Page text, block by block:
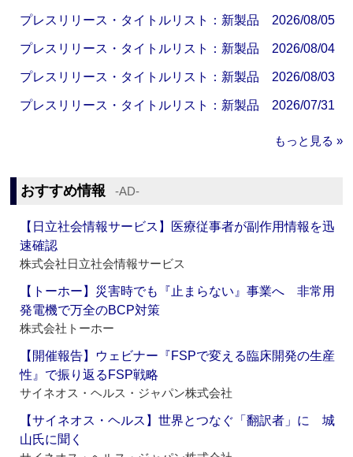
プレスリリース・タイトルリスト：新製品 2026/08/05
プレスリリース・タイトルリスト：新製品 2026/08/04
プレスリリース・タイトルリスト：新製品 2026/08/03
プレスリリース・タイトルリスト：新製品 2026/07/31
もっと見る »
おすすめ情報 ‐AD‐
【日立社会情報サービス】医療従事者が副作用情報を迅
速確認
株式会社日立社会情報サービス
【トーホー】災害時でも『止まらない』事業へ 非常用
発電機で万全のBCP対策
株式会社トーホー
【開催報告】ウェビナー『FSPで変える臨床開発の生産
性』で振り返るFSP戦略
サイネオス・ヘルス・ジャパン株式会社
【サイネオス・ヘルス】世界とつなぐ「翻訳者」に 城
山氏に聞く